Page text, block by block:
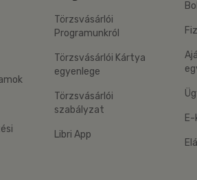
Törzsvásárlói
Programunkról
Törzsvásárlói Kártya
egyenlege
Törzsvásárlói
szabályzat
Libri App